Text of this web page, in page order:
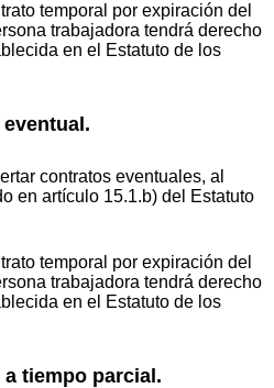
temporal por expiración del
trabajadora tendrá derecho
en el Estatuto de los
contratos eventuales, al
en artículo 15.1.b) del Estatuto
temporal por expiración del
trabajadora tendrá derecho
en el Estatuto de los
tiempo parcial.